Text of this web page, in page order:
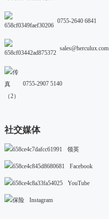
0755-2640 6841
sales@herculux.com
0755-2907 5140
社交媒体
领英
Facebook
YouTube
Instagram